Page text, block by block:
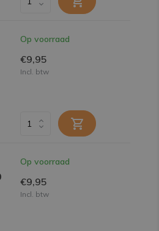
Op voorraad
€9,95
Incl. btw
Op voorraad
€9,95
Incl. btw